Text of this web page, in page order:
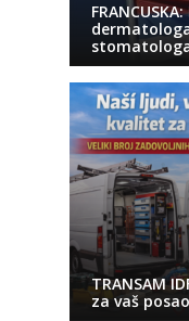
TRANSAM
za vaš posao